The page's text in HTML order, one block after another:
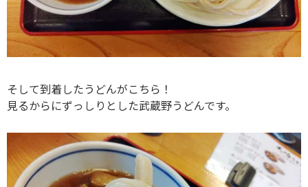
そして到着したうどんがこちら！
見るからにずっしりとした武蔵野うどんです。